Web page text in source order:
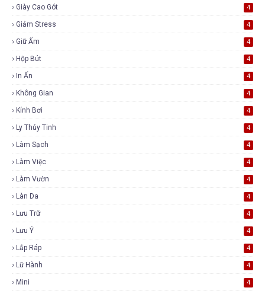
Giày Cao Gót 4
Giảm Stress 4
Giữ Ấm 4
Hộp Bút 4
In Ấn 4
Không Gian 4
Kính Bơi 4
Ly Thủy Tinh 4
Làm Sạch 4
Làm Việc 4
Làm Vườn 4
Làn Da 4
Lưu Trữ 4
Lưu Ý 4
Lắp Ráp 4
Lữ Hành 4
Mini 4